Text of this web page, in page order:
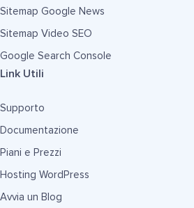
Sitemap Google News
Sitemap Video SEO
Google Search Console
Link Utili
Supporto
Documentazione
Piani e Prezzi
Hosting WordPress
Avvia un Blog